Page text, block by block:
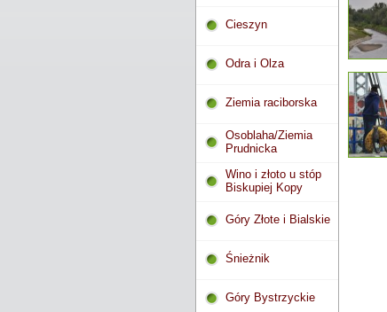
Cieszyn
Odra i Olza
Ziemia raciborska
Osoblaha/Ziemia
Prudnicka
Wino i złoto u stóp
Biskupiej Kopy
Góry Złote i Bialskie
Śnieżnik
Góry Bystrzyckie